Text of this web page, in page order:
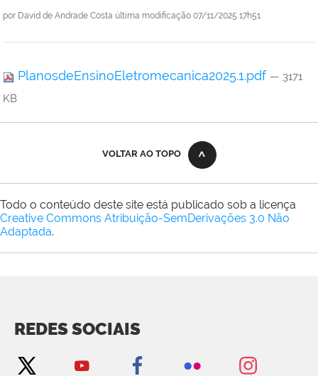
por David de Andrade Costa última modificação 07/11/2025 17h51
PlanosdeEnsinoEletromecanica2025.1.pdf — 3171
KB
VOLTAR AO TOPO
Todo o conteúdo deste site está publicado sob a licença
Creative Commons Atribuição-SemDerivações 3.0 Não
Adaptada.
REDES SOCIAIS